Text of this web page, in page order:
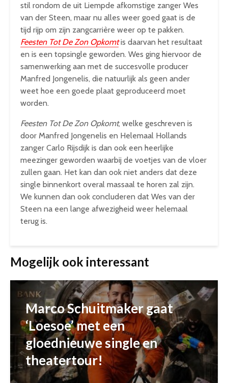
stil rondom de uit Liempde afkomstige zanger Wes
van der Steen, maar nu alles weer goed gaat is de
tijd rijp om zijn zangcarrière weer op te pakken.
Feesten Tot De Zon Opkomt is daarvan het resultaat
en is een topsingle geworden. Wes ging hiervoor de
samenwerking aan met de succesvolle producer
Manfred Jongenelis, die natuurlijk als geen ander
weet hoe een goede plaat geproduceerd moet
worden.
Feesten Tot De Zon Opkomt, welke geschreven is
door Manfred Jongenelis en Helemaal Hollands
zanger Carlo Rijsdijk is dan ook een heerlijke
meezinger geworden waarbij de voetjes van de vloer
zullen gaan. Het kan dan ook niet anders dat deze
single binnenkort overal massaal te horen zal zijn.
We kunnen dan ook concluderen dat Wes van der
Steen na een lange afwezigheid weer helemaal
terug is.
Mogelijk ook interessant
Marco Schuitmaker gaat
‘Loesoe’ met een
gloednieuwe single en
theatertour!